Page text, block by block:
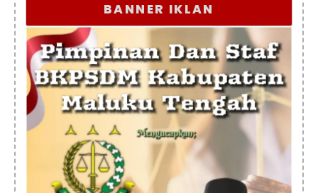
BANNER IKLAN